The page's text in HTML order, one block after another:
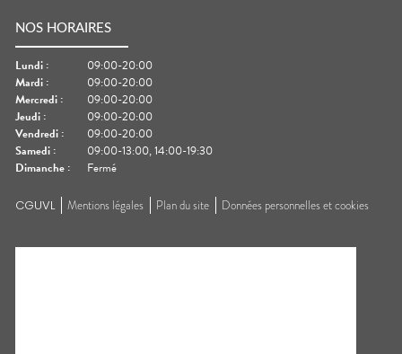
NOS HORAIRES
Lundi :
09:00-20:00
Mardi :
09:00-20:00
Mercredi :
09:00-20:00
Jeudi :
09:00-20:00
Vendredi :
09:00-20:00
Samedi :
09:00-13:00, 14:00-19:30
Dimanche : Fermé
CGUVL Mentions légales Plan du site Données personnelles et cookies